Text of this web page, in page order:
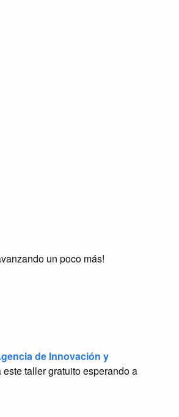
un poco más!
de Innovación y
taller gratuito esperando a